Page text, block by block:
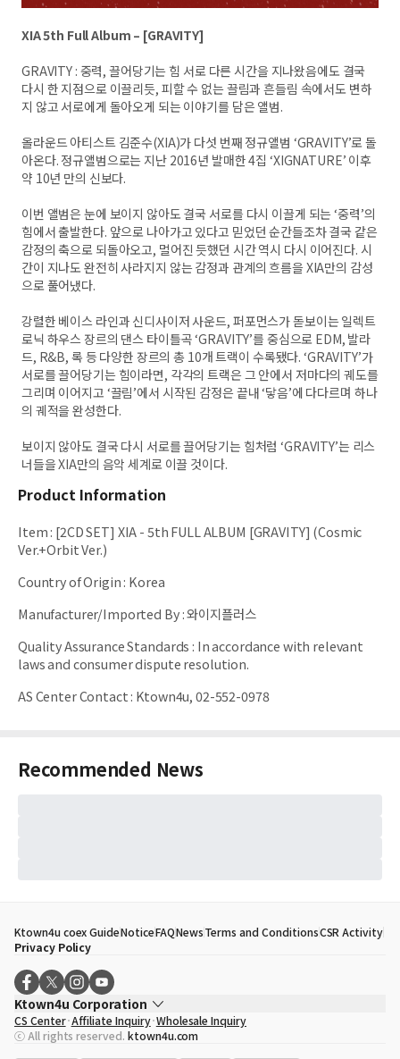
XIA 5th Full Album – [GRAVITY]
GRAVITY : 중력, 끌어당기는 힘 서로 다른 시간을 지나왔음에도 결국
다시 한 지점으로 이끌리듯, 피할 수 없는 끌림과 흔들림 속에서도 변하
지 않고 서로에게 돌아오게 되는 이야기를 담은 앨범.
올라운드 아티스트 김준수(XIA)가 다섯 번째 정규앨범 ‘GRAVITY’로 돌
아온다. 정규앨범으로는 지난 2016년 발매한 4집 ‘XIGNATURE’ 이후
약 10년 만의 신보다.
이번 앨범은 눈에 보이지 않아도 결국 서로를 다시 이끌게 되는 ‘중력’의
힘에서 출발한다. 앞으로 나아가고 있다고 믿었던 순간들조차 결국 같은
감정의 축으로 되돌아오고, 멀어진 듯했던 시간 역시 다시 이어진다. 시
간이 지나도 완전히 사라지지 않는 감정과 관계의 흐름을 XIA만의 감성
으로 풀어냈다.
강렬한 베이스 라인과 신디사이저 사운드, 퍼포먼스가 돋보이는 일렉트
로닉 하우스 장르의 댄스 타이틀곡 ‘GRAVITY’를 중심으로 EDM, 발라
드, R&B, 록 등 다양한 장르의 총 10개 트랙이 수록됐다. ‘GRAVITY’가
서로를 끌어당기는 힘이라면, 각각의 트랙은 그 안에서 저마다의 궤도를
그리며 이어지고 ‘끌림’에서 시작된 감정은 끝내 ‘닿음’에 다다르며 하나
의 궤적을 완성한다.
보이지 않아도 결국 다시 서로를 끌어당기는 힘처럼 ‘GRAVITY’는 리스
너들을 XIA만의 음악 세계로 이끌 것이다.
Product Information
Item: [2CD SET] XIA - 5th FULL ALBUM [GRAVITY] (Cosmic
Ver.+Orbit Ver.)
Country of Origin: Korea
Manufacturer/Imported By:와이지플러스
Quality Assurance Standards : In accordance with relevant
laws and consumer dispute resolution.
AS Center Contact: Ktown4u, 02-552-0978
Recommended News
Ktown4u coex GuideNoticeFAQNewsTerms and ConditionsCSR Activity
Privacy Policy
Ktown4u Corporation
CEO
Song Hyo Min
Business Registration No. 120-87-71116
CS Center Affiliate Inquiry Wholesale Inquiry
ⓒ All rights reserved. ktown4u.com